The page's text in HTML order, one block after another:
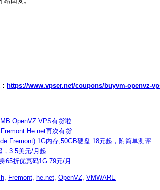
https://www.vpser.net/coupons/buyvm-openvz-
OpenVZ VPS有货啦
He.net再次有货
Fremont) 1G内存,50GB硬盘 18元起，附简单测评
，3.5美元/月起
65折优惠码1G 79元/月
Fremont he.net OpenVZ VMWARE